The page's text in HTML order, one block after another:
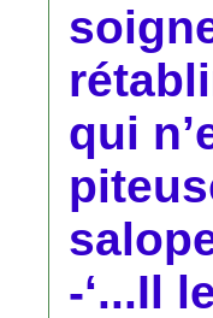
qui
-‘...Il